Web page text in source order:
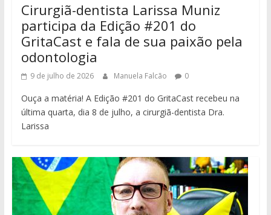
Cirurgiã-dentista Larissa Muniz
participa da Edição #201 do
GritaCast e fala de sua paixão pela
odontologia
9 de julho de 2026 Manuela Falcão 0
Ouça a matéria! A Edição #201 do GritaCast recebeu na
última quarta, dia 8 de julho, a cirurgiã-dentista Dra.
Larissa